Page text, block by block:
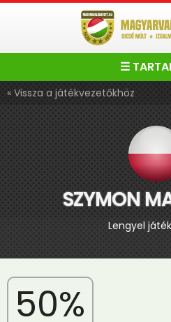
☰
« Vissza a játékvezetőkhöz
SZYMON
Lengyel
50%